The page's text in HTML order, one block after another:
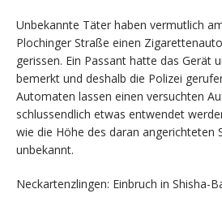
Unbekannte Täter haben vermutlich
Plochinger Straße einen
gerissen. Ein Passant hatte das Gerät
bemerkt und deshalb die Polizei
Automaten lassen einen versuchten
schlussendlich etwas entwendet
wie die Höhe des daran angerichteten
unbekannt.
Neckartenzlingen: Einbruch in Shisha-